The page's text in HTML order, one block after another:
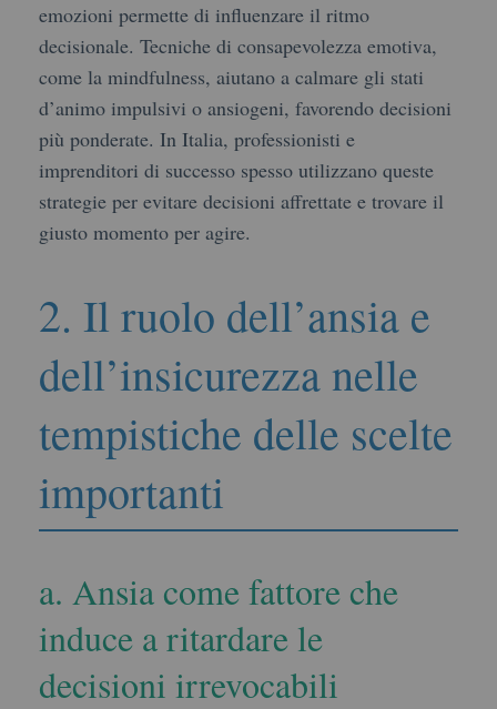
emozioni permette di influenzare il ritmo
decisionale. Tecniche di consapevolezza emotiva,
come la mindfulness, aiutano a calmare gli stati
d’animo impulsivi o ansiogeni, favorendo decisioni
più ponderate. In Italia, professionisti e
imprenditori di successo spesso utilizzano queste
strategie per evitare decisioni affrettate e trovare il
giusto momento per agire.
2. Il ruolo dell’ansia e
dell’insicurezza nelle
tempistiche delle scelte
importanti
a. Ansia come fattore che
induce a ritardare le
decisioni irrevocabili